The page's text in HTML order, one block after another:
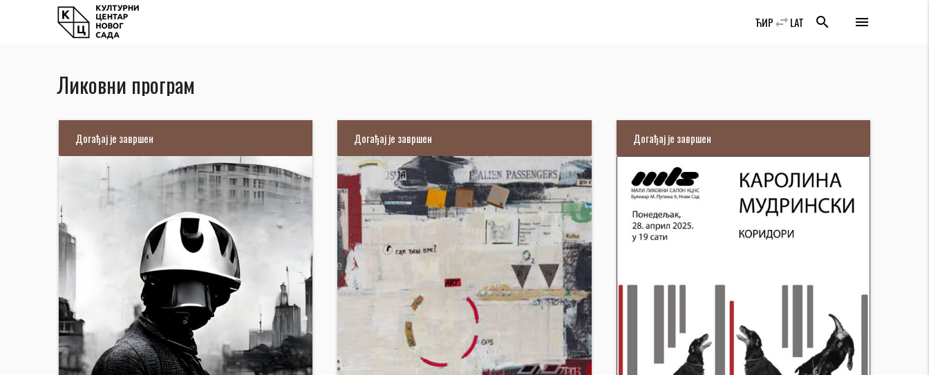
menu
search
LAT
swap_horiz
ЋИР
Ликовни програм
Догађај је завршен Догађај је завршен Догађај је завршен